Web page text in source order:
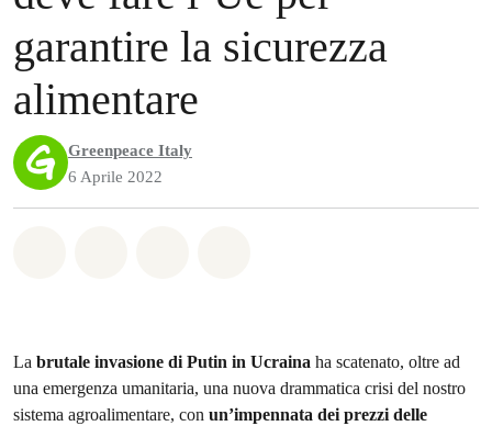
garantire la sicurezza
alimentare
Greenpeace Italy
6 Aprile 2022
La brutale invasione di Putin in Ucraina ha scatenato, oltre ad
una emergenza umanitaria, una nuova drammatica crisi del nostro
sistema agroalimentare, con un’impennata dei prezzi delle